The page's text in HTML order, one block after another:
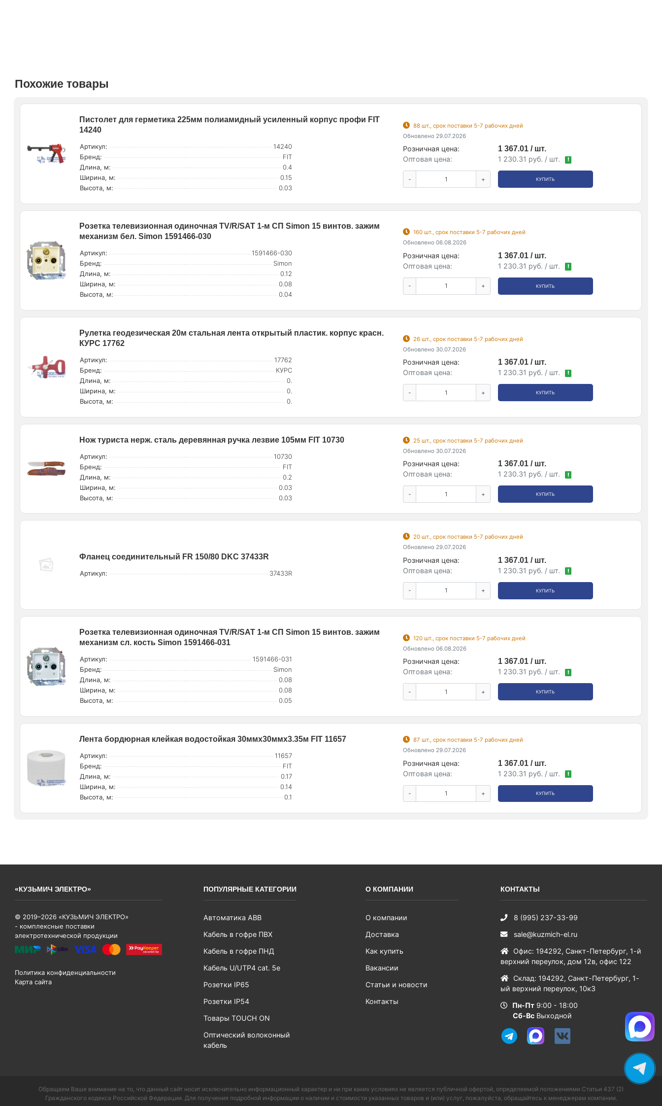
Похожие товары
Пистолет для герметика 225мм полиамидный усиленный корпус профи FIT
14240
Артикул:
14240
Бренд:
FIT
Длина, м:
0.4
Ширина, м:
0.15
Высота, м:
0.03
88 шт., срок поставки 5-7 рабочих дней
Обновлено 29.07.2026
Розничная цена:
1 367.01 / шт.
Оптовая цена:
1 230.31 руб. / шт. !
- + КУПИТЬ
Розетка телевизионная одиночная TV/R/SAT 1-м СП Simon 15 винтов. зажим
механизм бел. Simon 1591466-030
Артикул:
1591466-030
Бренд:
Simon
Длина, м:
0.12
Ширина, м:
0.08
Высота, м:
0.04
160 шт., срок поставки 5-7 рабочих дней
Обновлено 06.08.2026
Розничная цена:
1 367.01 / шт.
Оптовая цена:
1 230.31 руб. / шт. !
- + КУПИТЬ
Рулетка геодезическая 20м стальная лента открытый пластик. корпус красн.
КУРС 17762
Артикул:
17762
Бренд:
КУРС
Длина, м:
0.
Ширина, м:
0.
Высота, м:
0.
26 шт., срок поставки 5-7 рабочих дней
Обновлено 30.07.2026
Розничная цена:
1 367.01 / шт.
Оптовая цена:
1 230.31 руб. / шт. !
- + КУПИТЬ
Нож туриста нерж. сталь деревянная ручка лезвие 105мм FIT 10730
Артикул:
10730
Бренд:
FIT
Длина, м:
0.2
Ширина, м:
0.03
Высота, м:
0.03
25 шт., срок поставки 5-7 рабочих дней
Обновлено 30.07.2026
Розничная цена:
1 367.01 / шт.
Оптовая цена:
1 230.31 руб. / шт. !
- + КУПИТЬ
Фланец соединительный FR 150/80 DKC 37433R
Артикул: 37433R
20 шт., срок поставки 5-7 рабочих дней
Обновлено 29.07.2026
Розничная цена:
1 367.01 / шт.
Оптовая цена:
1 230.31 руб. / шт. !
- + КУПИТЬ
Розетка телевизионная одиночная TV/R/SAT 1-м СП Simon 15 винтов. зажим
механизм сл. кость Simon 1591466-031
Артикул:
1591466-031
Бренд:
Simon
Длина, м:
0.08
Ширина, м:
0.08
Высота, м:
0.05
120 шт., срок поставки 5-7 рабочих дней
Обновлено 06.08.2026
Розничная цена:
1 367.01 / шт.
Оптовая цена:
1 230.31 руб. / шт. !
- + КУПИТЬ
Лента бордюрная клейкая водостойкая 30ммх30ммх3.35м FIT 11657
Артикул:
11657
Бренд:
FIT
Длина, м:
0.17
Ширина, м:
0.14
Высота, м:
0.1
87 шт., срок поставки 5-7 рабочих дней
Обновлено 29.07.2026
Розничная цена:
1 367.01 / шт.
Оптовая цена:
1 230.31 руб. / шт. !
- + КУПИТЬ
«КУЗЬМИЧ ЭЛЕКТРО»
© 2019–2026 «КУЗЬМИЧ ЭЛЕКТРО»
- комплексные поставки
электротехнической продукции
Политика конфиденциальности
Карта сайта
ПОПУЛЯРНЫЕ КАТЕГОРИИ
Автоматика ABB
Кабель в гофре ПВХ
Кабель в гофре ПНД
Кабель U/UTP4 cat. 5e
Розетки IP65
Розетки IP54
Товары TOUCH ON
Оптический волоконный
кабель
О КОМПАНИИ
О компании
Доставка
Как купить
Вакансии
Статьи и новости
Контакты
КОНТАКТЫ
8 (995) 237-33-99
sale@kuzmich-el.ru
Офис: 194292, Санкт-Петербург, 1-й
верхний переулок, дом 12в, офис 122
Склад: 194292, Санкт-Петербург, 1-
ый верхний переулок, 10к3
Пн-Пт 9:00 - 18:00
Сб-ВсВыходной
Обращаем Ваше внимание на то, что данный сайт носит исключительно информационный характер и ни при каких условиях не является публичной офертой, определяемой положениями Статьи 437 (2)
Гражданского кодекса Российской Федерации. Для получения подробной информации о наличии и стоимости указанных товаров и (или) услуг, пожалуйста, обращайтесь к менеджерам компании.